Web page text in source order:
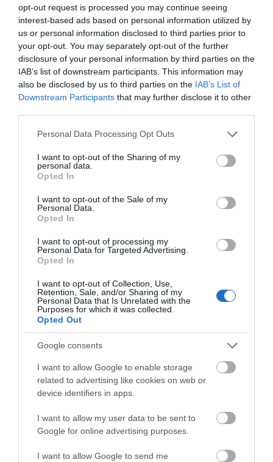
opt-out request is processed you may continue seeing
interest-based ads based on personal information utilized by
us or personal information disclosed to third parties prior to
your opt-out. You may separately opt-out of the further
disclosure of your personal information by third parties on the
IAB’s list of downstream participants. This information may
also be disclosed by us to third parties on the IAB’s List of
Downstream Participants that may further disclose it to other
Please note that this website/app uses one or more Google
not limited to your visit or usage behaviour. You may click to
grant or deny consent to Google and its third-party tags to
use your data for below specified purposes in below Google
consent section.
Personal Data Processing Opt Outs
I want to opt-out of the Sharing of my
personal data.
Opted In
I want to opt-out of the Sale of my
Personal Data.
Opted In
I want to opt-out of processing my
Personal Data for Targeted Advertising.
Opted In
I want to opt-out of Collection, Use,
Retention, Sale, and/or Sharing of my
Personal Data that Is Unrelated with the
Purposes for which it was collected.
Opted Out
Google consents
I want to allow Google to enable storage
related to advertising like cookies on web or
device identifiers in apps.
I want to allow my user data to be sent to
Google for online advertising purposes.
I want to allow Google to send me
Προτεινόμενα άρθρα
Γιατί οι Τούρκοι συρρέουν στα ελληνικά νησιά